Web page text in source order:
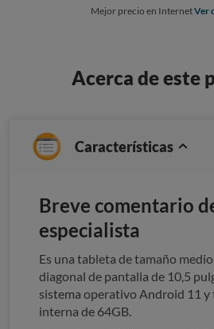
Mejor precio en InternetVer
Acerca de este
Características
Breve comentario
especialista
Es una tableta de tamaño
diagonal de pantalla de 10,5
sistema operativo Android 11 y
interna de 64GB.